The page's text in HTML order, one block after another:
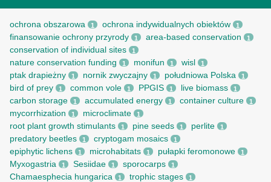
ochrona obszarowa 1 ochrona indywidualnych obiektów 1
finansowanie ochrony przyrody 1 area-based conservation 1
conservation of individual sites 1
nature conservation funding 1 monifun 1 wisl 1
ptak drapieżny 1 nornik zwyczajny 1 południowa Polska 1
bird of prey 1 common vole 1 PPGIS 1 live biomass 1
carbon storage 1 accumulated energy 1 container culture 1
mycorrhization 1 microclimate 1
root рlant growth stimulants 1 pine seeds 1 perlite 1
predatory beetles 1 cryptogam mosaics 1
epiphytic lichens 1 microhabitats 1 pułapki feromonowe 1
Myxogastria 1 Sesiidae 1 sporocarps 1
Chamaesphecia hungarica 1 trophic stages 1